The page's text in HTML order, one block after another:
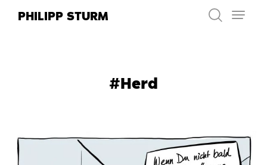
InhaltPHILIPP STURM
#Herd